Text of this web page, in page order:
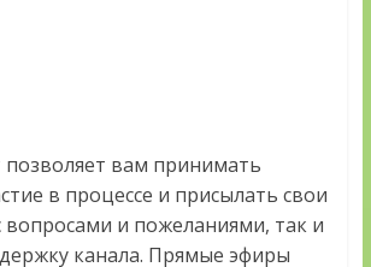
вам принимать
в процессе и присылать свои
вопросами и пожеланиями, так и
канала. Прямые эфиры